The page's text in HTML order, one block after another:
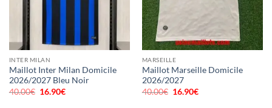
INTER MILAN
Maillot Inter Milan Domicile
2026/2027 Bleu Noir
40.00€ Le
16.90€Le
MARSEILLE
Maillot Marseille Domicile
2026/2027
40.00€ Le
16.90€Le